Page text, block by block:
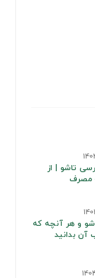
تاشو | از
مصرف
و هر آنچه که
آن بدانید